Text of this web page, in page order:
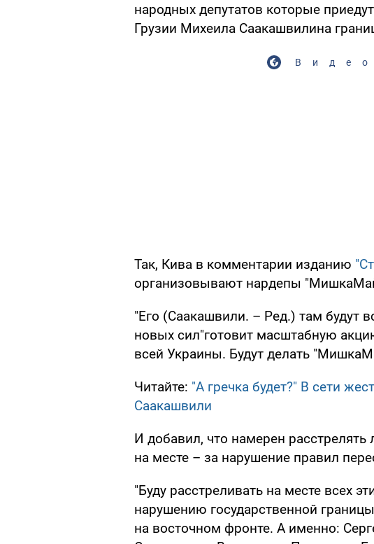
народных депутатов которые
Грузии Михеила Саакашвилина
Так, Кива в комментарии изданию
организовывают нардепы
"Его (Саакашвили. – Ред.) там будут
новых сил"готовит масштабную
всей Украины. Будут делать
Читайте: "А гречка будет?" В сети
Саакашвили
И добавил, что намерен
на месте – за нарушение правил
"Буду расстреливать на месте всех
нарушению государственной
на восточном фронте. А именно: